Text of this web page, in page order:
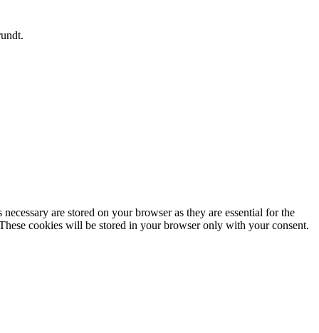
are stored on your browser as they are essential for the
cookies will be stored in your browser only with your consent.